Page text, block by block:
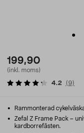
199,90
(inkl. moms)
4.2 (9)
Rammonterad
Zefal Z Frame Pack –
kardborrefästen.